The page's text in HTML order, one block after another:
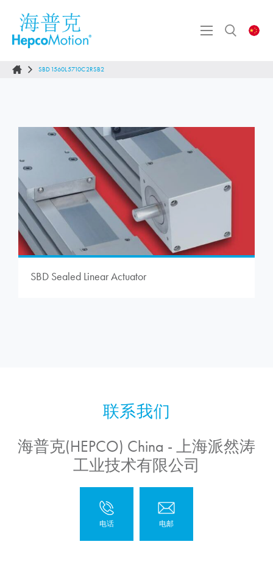
SBD1560L5710C2RSB2
SBD Sealed Linear Actuator
海普克(HEPCO) China - 上海派然涛
工业技术有限公司